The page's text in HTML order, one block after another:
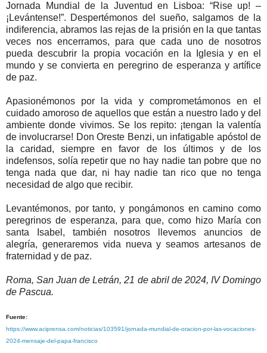
Jornada Mundial de la Juventud en Lisboa: “Rise up! –
¡Levántense!”. Despertémonos del sueño, salgamos de la
indiferencia, abramos las rejas de la prisión en la que tantas
veces nos encerramos, para que cada uno de nosotros
pueda descubrir la propia vocación en la Iglesia y en el
mundo y se convierta en peregrino de esperanza y artífice
de paz.
Apasionémonos por la vida y comprometámonos en el
cuidado amoroso de aquellos que están a nuestro lado y del
ambiente donde vivimos. Se los repito: ¡tengan la valentía
de involucrarse! Don Oreste Benzi, un infatigable apóstol de
la caridad, siempre en favor de los últimos y de los
indefensos, solía repetir que no hay nadie tan pobre que no
tenga nada que dar, ni hay nadie tan rico que no tenga
necesidad de algo que recibir.
Levantémonos, por tanto, y pongámonos en camino como
peregrinos de esperanza, para que, como hizo María con
santa Isabel, también nosotros llevemos anuncios de
alegría, generaremos vida nueva y seamos artesanos de
fraternidad y de paz.
Roma, San Juan de Letrán, 21 de abril de 2024, IV Domingo
de Pascua.
Fuente:
https://www.aciprensa.com/noticias/103591/jornada-mundial-de-oracion-por-las-vocaciones-
2024-mensaje-del-papa-francisco